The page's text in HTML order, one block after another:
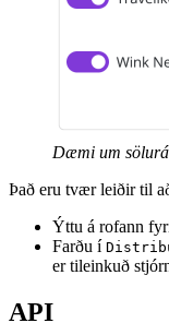
Dæmi um
Það eru tvær leiðir til
Ýttu á rofann
Farðu í
er tileinkuð
API